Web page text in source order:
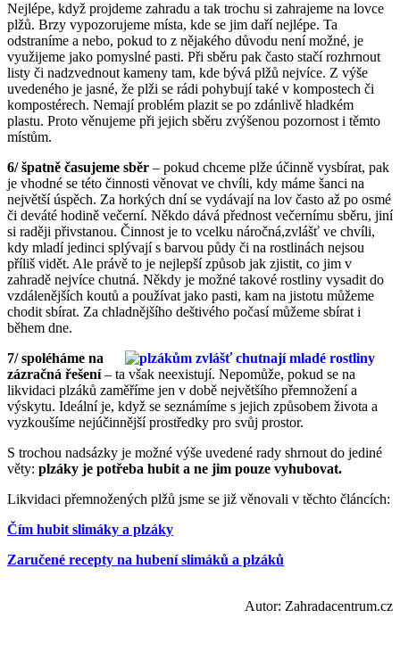
Nejlépe, když projdeme zahradu a tak trochu si zahrajeme na lovce
plžů. Brzy vypozorujeme místa, kde se jim daří nejlépe. Ta
odstraníme a nebo, pokud to z nějakého důvodu není možné, je
využijeme jako pomyslné pasti. Při sběru pak často stačí rozhrnout
listy či nadzvednout kameny tam, kde bývá plžů nejvíce. Z výše
uvedeného je jasné, že plži se rádi pohybují také v kompostech či
kompostérech. Nemají problém plazit se po zdánlivě hladkém
plastu. Proto věnujeme při jejich sběru zvýšenou pozornost i těmto
místům.
6/ špatně časujeme sběr – pokud chceme plže účinně vysbírat, pak
je vhodné se této činnosti věnovat ve chvíli, kdy máme šanci na
největší úspěch. Za horkých dní se vydávají na lov často až po osmé
či deváté hodině večerní. Někdo dává přednost večernímu sběru, jiní
si raději přivstanou. Činnost je to vcelku náročná,zvlášť ve chvíli,
kdy mladí jedinci splývají s barvou půdy či na rostlinách nejsou
příliš vidět. Ale právě to je nejlepší způsob jak zjistit, co jim v
zahradě nejvíce chutná. Někdy je možné takové rostliny vysadit do
vzdálenějších koutů a používat jako pasti, kam na jistotu můžeme
chodit sbírat. Za chladnějšího deštivého počasí můžeme sbírat i
během dne.
7/ spoléháme na
zázračná řešení– ta však neexistují. Nepomůže, pokud se na
likvidaci plzáků zaměříme jen v době největšího přemnožení a
výskytu. Ideální je, když se seznámíme s jejich způsobem života a
vyzkoušíme nejúčinnější prostředky pro svůj prostor.
S trochou nadsázky je možné výše uvedené rady shrnout do jediné
věty: plzáky je potřeba hubit a ne jim pouze vyhubovat.
Likvidaci přemnožených plžů jsme se již věnovali v těchto článcích:
Čím hubit slimáky a plzáky
Zaručené recepty na hubení slimáků a plzáků
Autor: Zahradacentrum.cz